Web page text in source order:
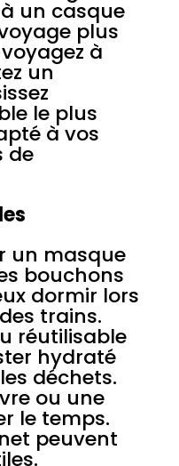
un casque
plus
à
un
le plus
à vos
de
un masque
bouchons
dormir lors
trains.
réutilisable
hydraté
déchets.
ou une
le temps.
peuvent